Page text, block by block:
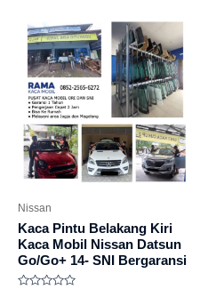
Nissan
Kaca Pintu Belakang Kiri
Kaca Mobil Nissan Datsun
Go/Go+ 14- SNI Bergaransi